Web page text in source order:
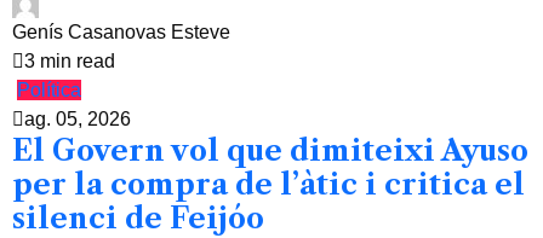
Genís Casanovas Esteve
3 min read
Política
ag. 05, 2026
El Govern vol que dimiteixi Ayuso
per la compra de l’àtic i critica el
silenci de Feijóo